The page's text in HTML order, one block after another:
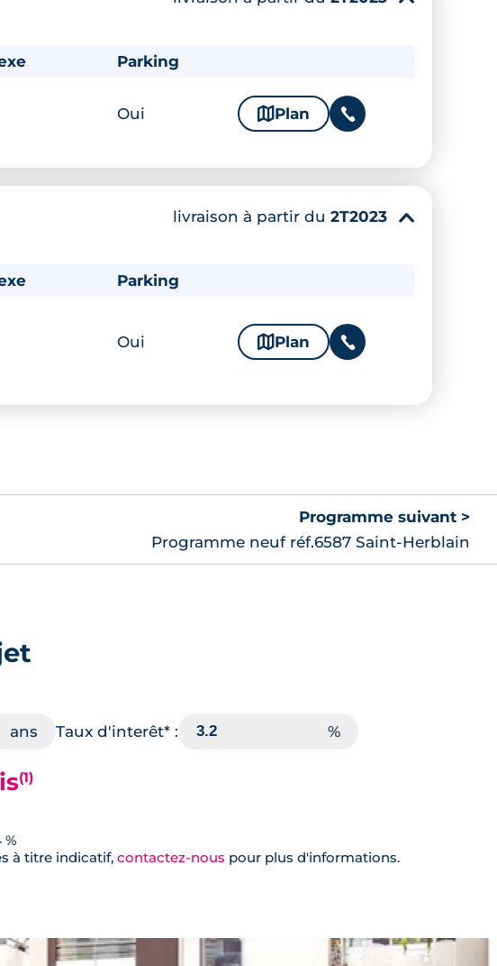
Parking
Oui 🗞 Plan 📞
livraison à partir du 2T2023 ▾
Parking
Oui 🗞 Plan 📞
Programme suivant >
Programme neuf réf.6587 Saint-Herblain
Taux d'interêt* :
(1)
%
à titre indicatif, contactez-nous pour plus d'informations.